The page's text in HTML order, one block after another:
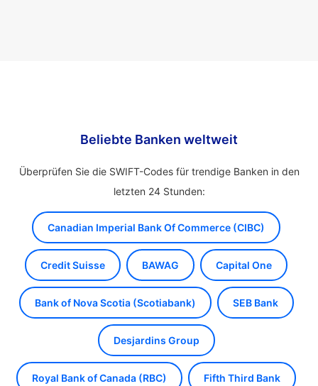
Beliebte Banken weltweit
Überprüfen Sie die SWIFT-Codes für trendige Banken in den
letzten 24 Stunden:
Canadian Imperial Bank Of Commerce (CIBC)
Credit Suisse BAWAG Capital One
Bank of Nova Scotia (Scotiabank) SEB Bank
Desjardins Group
Royal Bank of Canada (RBC) Fifth Third Bank